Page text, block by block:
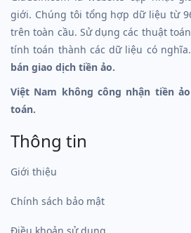
giới. Chúng tôi tổng hợp dữ liệu từ
trên toàn cầu. Sử dụng các thuật
tính toán thành các dữ liệu có
bán giao dịch tiền ảo.
Việt Nam không công nhận tiền
toán.
Thông tin
Giới thiệu
Chính sách bảo mật